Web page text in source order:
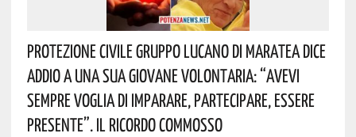
Protezione Civile Gruppo Lucano Di Maratea Dice
Addio A Una Sua Giovane Volontaria: “avevi
Sempre Voglia Di Imparare, Partecipare, Essere
Presente”. Il Ricordo Commosso